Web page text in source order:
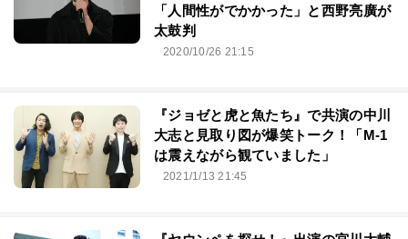
「人間性がでかかった」と西野亮廣が
太鼓判
2020/10/26 21:15
『ジョゼと虎と魚たち』で共演の中川
大志と見取り図が爆笑トーク！「M-1
は震えながら観ていました」
2021/1/13 21:45